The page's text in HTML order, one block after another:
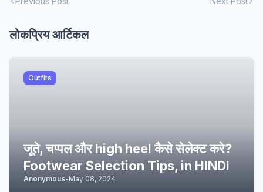
लोकप्रिय आर्टिकल
Outfits
जूते, चप्पल और high heel कैसे सेलेक्ट करे?
Footwear Selection Tips, in HINDI
Anonymous-May 08, 2024